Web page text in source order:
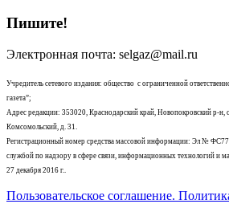
Пишите!
Электронная почта: selgaz@mail.ru
Учредитель сетевого издания: общество с ограниченной
газета”;
Адрес редакции: 353020, Краснодарский край, Новопокровский р-н,
Комсомольский, д. 31.
Регистрационный номер средства массовой информации: Эл №
службой по надзору в сфере связи, информационных технологий и
27 декабря 2016 г..
Пользовательское соглашение.